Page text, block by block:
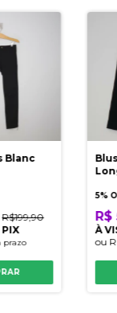
Blanc
R$199,90
PIX
prazo
5%
R$
À
ou